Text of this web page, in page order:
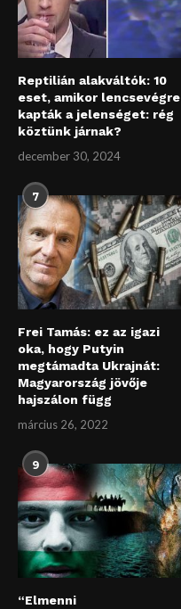
Reptilián alakváltók: 10
eset, amikor lencsevégre
kapták a jelenséget: rég
köztünk járnak?
december 30, 2024
7
Frei Tamás: ez az igazi
oka, hogy Putyin
megtámadta Ukrajnát:
Magyarország jövője
hajszálon függ
március 26, 2022
9
“Elmenni